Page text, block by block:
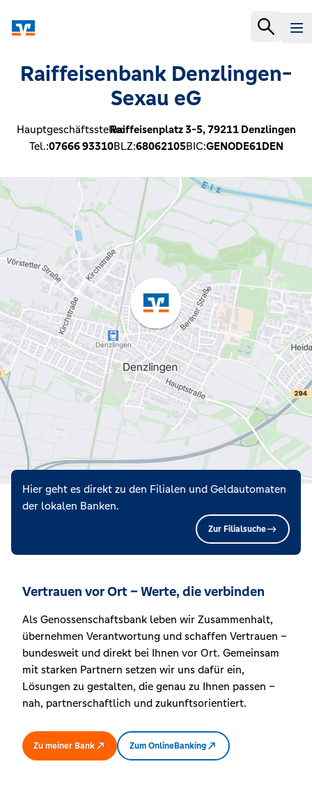
Raiffeisenbank Denzlingen-
Sexau eG
Hauptgeschäftsstelle:Raiffeisenplatz 3-5,79211 Denzlingen
Tel.:07666 93310BLZ:68062105BIC:GENODE61DEN
Hier geht es direkt zu den Filialen und Geldautomaten
der lokalen Banken.
Zur Filialsuche
Vertrauen vor Ort – Werte, die verbinden
Als Genossenschaftsbank leben wir Zusammenhalt,
übernehmen Verantwortung und schaffen Vertrauen –
bundesweit und direkt bei Ihnen vor Ort. Gemeinsam
mit starken Partnern setzen wir uns dafür ein,
Lösungen zu gestalten, die genau zu Ihnen passen –
nah, partnerschaftlich und zukunftsorientiert.
Zu meiner Bank Zum OnlineBanking